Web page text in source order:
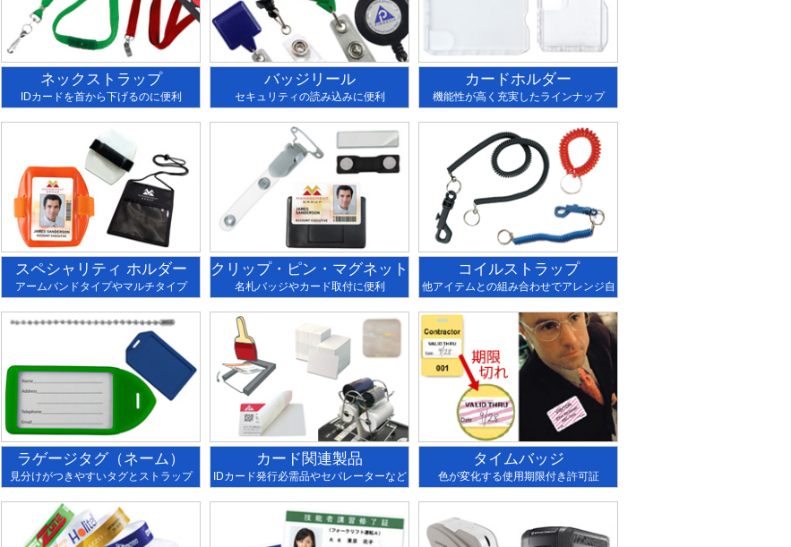
ネックストラップ
IDカードを首から下げるのに便利
バッジリール
セキュリティの読み込みに便利
カードホルダー
機能性が高く充実したラインナップ
スペシャリティ ホルダー
アームバンドタイプやマルチタイプ
クリップ・ピン・マグネット
名札バッジやカード取付に便利
コイルストラップ
他アイテムとの組み合わせでアレンジ自
ラゲージタグ（ネーム）
見分けがつきやすいタグとストラップ
カード関連製品
IDカード発行必需品やセパレーターなど
タイムバッジ
色が変化する使用期限付き許可証